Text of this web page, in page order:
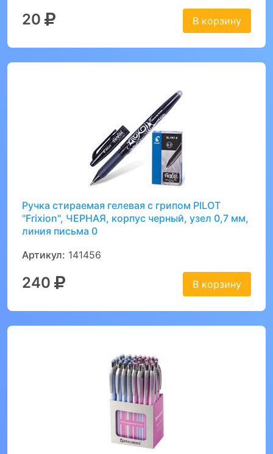
20 В корзину
Ручка стираемая гелевая с грипом PILOT
"Frixion", ЧЕРНАЯ, корпус черный, узел 0,7 мм,
линия письма 0
Артикул: 141456
240 В корзину